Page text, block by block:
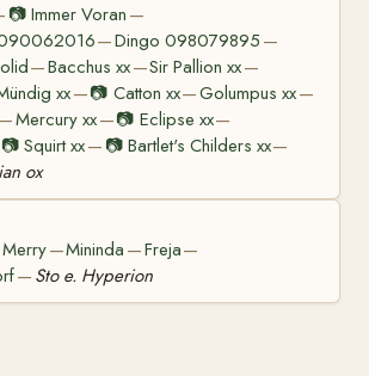
📷Immer Voran —
—Dingo 098079895 —
—Bacchus xx—Sir Pallion xx—
xx—📷 Catton xx—Golumpus xx—
—Mercury xx—📷 Eclipse xx—
📷Squirt xx— 📷 Bartlet's Childers xx—
ox
Merry—Mininda —Freja—
— Sto e. Hyperion